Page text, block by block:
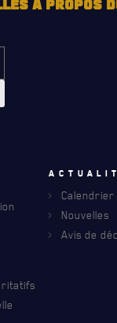
À PROPOS
Calendrier
Nouvelles
Avis de